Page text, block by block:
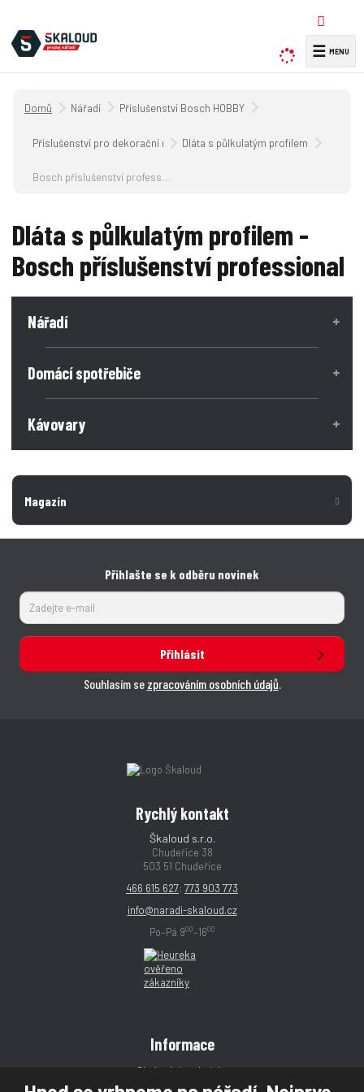
y
d
☰
Úvodní strana
Nářadí Příslušenství Bosch HOBBY
Příslušenství pro dekorační nářadíDláta s půlkulatým profilem
Bosch příslušenství professional
Dláta s půlkulatým profilem -
Bosch příslušenství professional
Nářadí
Domácí spotřebiče
Kávovary
Magazín
Přihlašte se k odběru novinek
Přihlásit
Souhlasím se zpracováním osobních údajů.
Rychlý kontakt
Škaloud s.r.o.
Chudeřice 38
503 51 Chudeřice
466 615 627; 773 903 773
info@naradi-skaloud.cz
Po–Pá 900–1600
Informace
Obchodní podmínky